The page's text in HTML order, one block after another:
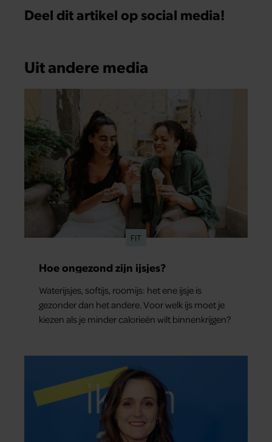
Deel dit artikel op social media!
Uit andere media
FIT
Hoe ongezond zijn ijsjes?
Waterijsjes, softijs, roomijs: het ene ijsje is
gezonder dan het andere. Voor welk ijs moet je
kiezen als je minder calorieën wilt binnenkrijgen?